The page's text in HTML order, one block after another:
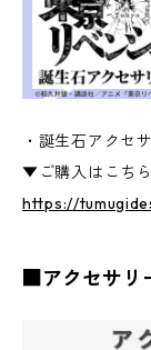
・誕生石アクセ
▼ご購入はこちら
https://
■アクセサリ